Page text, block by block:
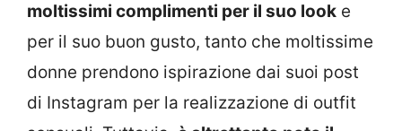
moltissimi complimenti per il suo look e
per il suo buon gusto, tanto che moltissime
donne prendono ispirazione dai suoi post
di Instagram per la realizzazione di outfit